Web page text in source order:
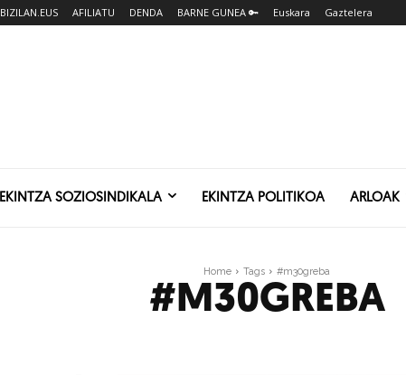
BIZILAN.EUS AFILIATU DENDA BARNE GUNEA 🔑 Euskara Gaztelera
EKINTZA SOZIOSINDIKALA EKINTZA POLITIKOA ARLOAK
Home Tags #m30greba
#M30GREBA